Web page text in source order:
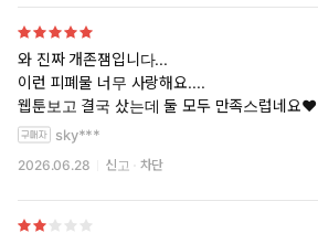
와 진짜 개존잼입니다...
이런 피폐물 너무 사랑해요....
웹툰보고 결국 샀는데 둘 모두 만족스럽네요♥
sky***
2026.06.28 신고 차단